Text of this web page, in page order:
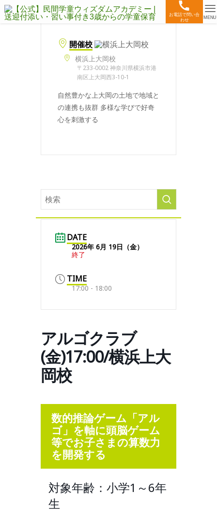
お電話で問い合
わせ
MENU
開催校
横浜上大岡校
〒233-0002 神奈川県横浜市港
南区上大岡西3-10-1
自然豊かな上大岡の土地で地域と
の連携も抜群 多様な学びで好奇
心を刺激する
DATE
2026年 6月 19日（金）
終了
TIME
17:00 - 18:00
アルゴクラブ
(金)17:00/横浜上大
岡校
数的推論ゲーム「アル
ゴ」を軸に頭脳ゲーム
等でお子さまの算数力
を開発する
対象年齢：小学1～6年
生